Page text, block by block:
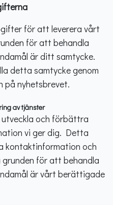
för att leverera vårt
för att behandla
är ditt samtycke.
detta samtycke genom
på nyhetsbrevet.
av tjänster
och förbättra
vi ger dig. Detta
kontaktinformation och
för att behandla
är vårt berättigade